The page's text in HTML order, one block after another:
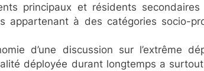
principaux et résidents
à des catégories socio-
d’une discussion sur l’extrême
déployée durant longtemps a